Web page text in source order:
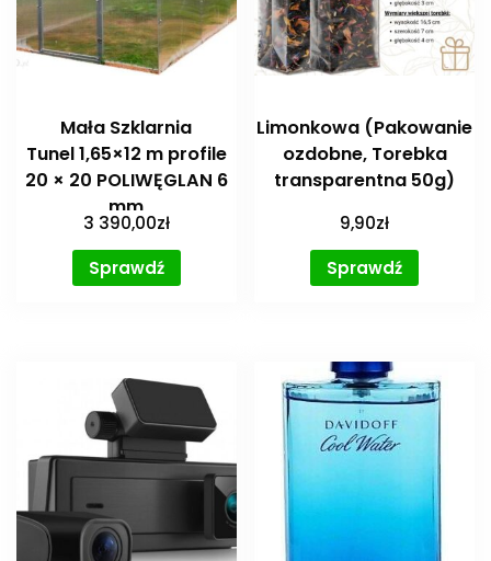
Mała Szklarnia
Tunel 1,65×12 m profile
20 × 20 POLIWĘGLAN 6
mm
3 390,00zł
Sprawdź
Limonkowa (Pakowanie
ozdobne, Torebka
transparentna 50g)
9,90zł
Sprawdź